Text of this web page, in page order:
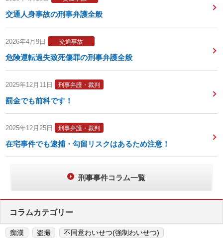
交通人身事故の刑事弁護全般
2026年4月9日 交通事故
危険運転過失致死傷罪の刑事弁護全般
2025年12月11日 刑事弁護・裁判
罰金でも前科です！
2025年12月25日 刑事弁護・裁判
在宅事件でも逮捕・勾留リスクはあるため注意！
刑事事件コラム一覧
コラムカテゴリー
痴漢 盗撮
不同意わいせつ(強制わいせつ)